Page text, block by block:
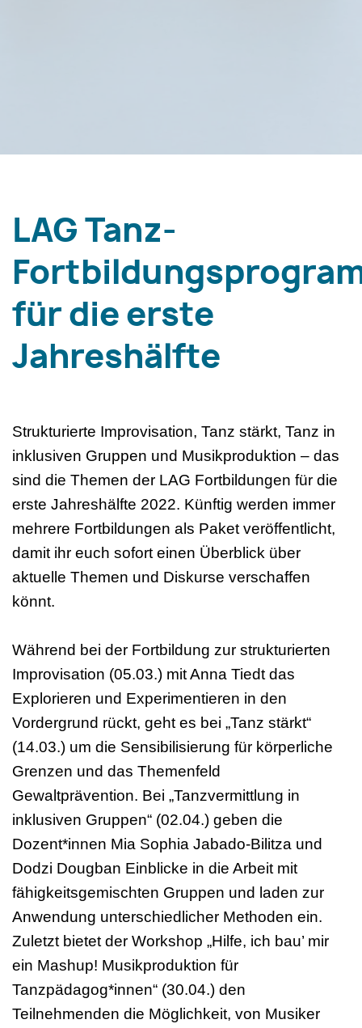
LAG Tanz-
für die erste
Jahreshälfte
Strukturierte Improvisation, Tanz stärkt, Tanz in
inklusiven Gruppen und Musikproduktion – das
sind die Themen der LAG Fortbildungen für die
erste Jahreshälfte 2022. Künftig werden immer
mehrere Fortbildungen als Paket veröffentlicht,
damit ihr euch sofort einen Überblick über
aktuelle Themen und Diskurse verschaffen
könnt.
Während bei der Fortbildung zur strukturierten
Improvisation (05.03.) mit Anna Tiedt das
Explorieren und Experimentieren in den
Vordergrund rückt, geht es bei „Tanz stärkt“
(14.03.) um die Sensibilisierung für körperliche
Grenzen und das Themenfeld
Gewaltprävention. Bei „Tanzvermittlung in
inklusiven Gruppen“ (02.04.) geben die
Dozent*innen Mia Sophia Jabado-Bilitza und
Dodzi Dougban Einblicke in die Arbeit mit
fähigkeitsgemischten Gruppen und laden zur
Anwendung unterschiedlicher Methoden ein.
Zuletzt bietet der Workshop „Hilfe, ich bau’ mir
ein Mashup! Musikproduktion für
Tanzpädagog*innen“ (30.04.) den
Teilnehmenden die Möglichkeit, von Musiker